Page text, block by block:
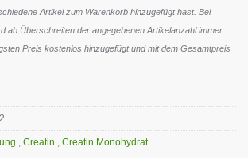
Artikel zum Warenkorb hinzugefügt hast. Bei
ab Überschreiten der angegebenen Artikelanzahl immer
Preis kostenlos hinzugefügt und mit dem Gesamtpreis
, Creatin , Creatin Monohydrat